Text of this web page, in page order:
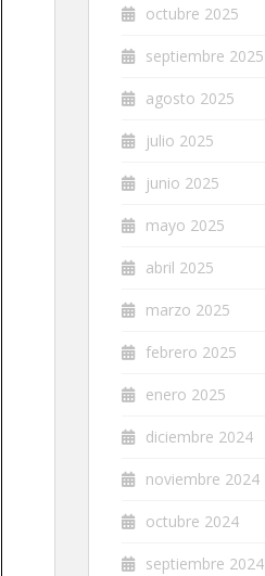
octubre 2025
septiembre 2025
agosto 2025
julio 2025
junio 2025
mayo 2025
abril 2025
marzo 2025
febrero 2025
enero 2025
diciembre 2024
noviembre 2024
octubre 2024
septiembre 2024